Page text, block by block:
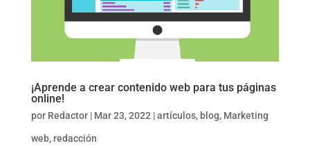
¡Aprende a crear contenido web para tus páginas
online!
por Redactor| Mar 23, 2022 |artículos, blog, Marketing
web, redacción